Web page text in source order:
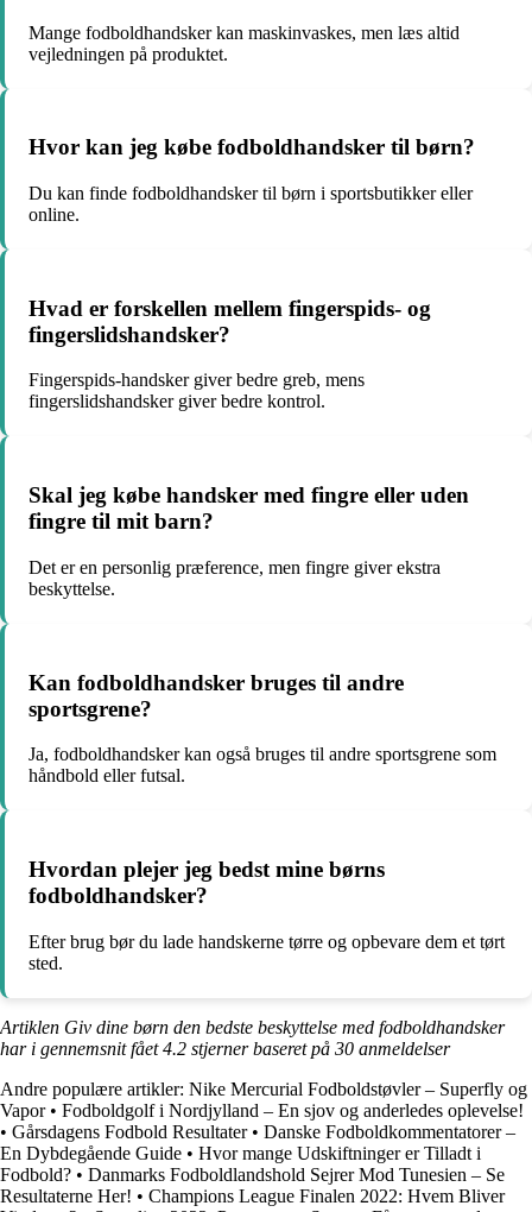
Mange fodboldhandsker kan maskinvaskes, men læs altid
vejledningen på produktet.
Hvor kan jeg købe fodboldhandsker til børn?
Du kan finde fodboldhandsker til børn i sportsbutikker eller
online.
Hvad er forskellen mellem fingerspids- og
fingerslidshandsker?
Fingerspids-handsker giver bedre greb, mens
fingerslidshandsker giver bedre kontrol.
Skal jeg købe handsker med fingre eller uden
fingre til mit barn?
Det er en personlig præference, men fingre giver ekstra
beskyttelse.
Kan fodboldhandsker bruges til andre
sportsgrene?
Ja, fodboldhandsker kan også bruges til andre sportsgrene som
håndbold eller futsal.
Hvordan plejer jeg bedst mine børns
fodboldhandsker?
Efter brug bør du lade handskerne tørre og opbevare dem et tørt
sted.
Artiklen Giv dine børn den bedste beskyttelse med fodboldhandsker
har i gennemsnit fået4.2 stjerner baseret på 30 anmeldelser
Andre populære artikler: Nike Mercurial Fodboldstøvler – Superfly og
Vapor• Fodboldgolf i Nordjylland – En sjov og anderledes oplevelse!
• Gårsdagens Fodbold Resultater• Danske Fodboldkommentatorer –
En Dybdegående Guide • Hvor mange Udskiftninger er Tilladt i
Fodbold? • Danmarks Fodboldlandshold Sejrer Mod Tunesien – Se
Resultaterne Her! • Champions League Finalen 2022: Hvem Bliver